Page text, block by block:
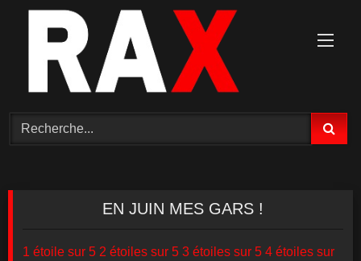
EN JUIN MES GARS !
1 étoile sur 5 2 étoiles sur 5 3 étoiles sur 5 4 étoiles sur